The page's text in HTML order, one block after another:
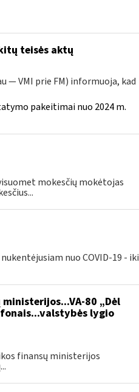
teisės aktų
— VMI prie FM) informuoja, kad
pakeitimai nuo 2024 m.
mokesčių mokėtojas
nuo COVID-19 - iki
80 „Dėl
lygio
finansų ministerijos